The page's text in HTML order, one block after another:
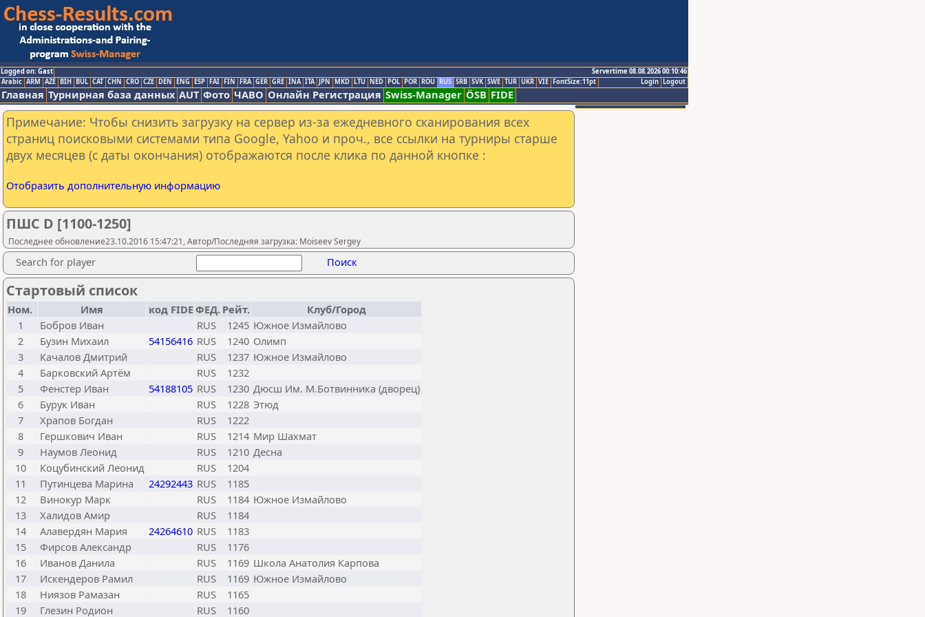
Logged on: Gast
Servertime 08.08.2026 00:10:46
Logout
Login
Arabic ARM AZE BIH BUL CAT CHN CRO CZE DEN ENG ESP FAI FIN FRA GER GRE INA ITA JPN MKD LTU NED POL POR ROU RUS SRB SVK SWE TUR UKR VIE FontSize:11pt
Главная Турнирная база данных AUT Фото ЧАВО Онлайн Регистрация Swiss-Manager ÖSB FIDE
Примечание: Чтобы снизить загрузку на сервер из-за ежедневного сканирования всех
страниц поисковыми системами типа Google, Yahoo и проч., все ссылки на турниры старше
двух месяцев (с даты окончания) отображаются после клика по данной кнопке :
Отобразить дополнительную информацию
ПШС D [1100-1250]
Последнее обновление23.10.2016 15:47:21, Автор/Последняя загрузка: Moiseev Sergey
Search for player Поиск
Стартовый список
Ном. Имя код FIDEФЕД. Рейт.
Клуб/Город
1
Бобров Иван RUS 1245 Южное Измайлово
2
Бузин Михаил 54156416 RUS 1240 Олимп
3
Качалов Дмитрий RUS 1237 Южное Измайлово
4
Барковский Артём RUS
1232
5
Фенстер Иван 54188105 RUS 1230 Дюсш Им. М.Ботвинника (дворец)
6
Бурук Иван RUS 1228 Этюд
7
Храпов Богдан RUS
1222
8
Гершкович Иван RUS 1214 Мир Шахмат
9
Наумов Леонид RUS 1210 Десна
10
Коцубинский Леонид RUS
1204
11
Путинцева Марина 24292443 RUS
1185
12
Винокур Марк RUS 1184 Южное Измайлово
13
Халидов Амир RUS
1184
14
Алавердян Мария 24264610 RUS
1183
15
Фирсов Александр RUS
1176
16
Иванов Данила RUS 1169 Школа Анатолия Карпова
17
Искендеров Рамил RUS 1169 Южное Измайлово
18
Ниязов Рамазан RUS
1165
19
Глезин Родион RUS 1160